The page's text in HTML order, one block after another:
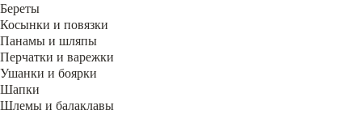
Береты
Косынки и повязки
Панамы и шляпы
Перчатки и варежки
Ушанки и боярки
Шапки
Шлемы и балаклавы